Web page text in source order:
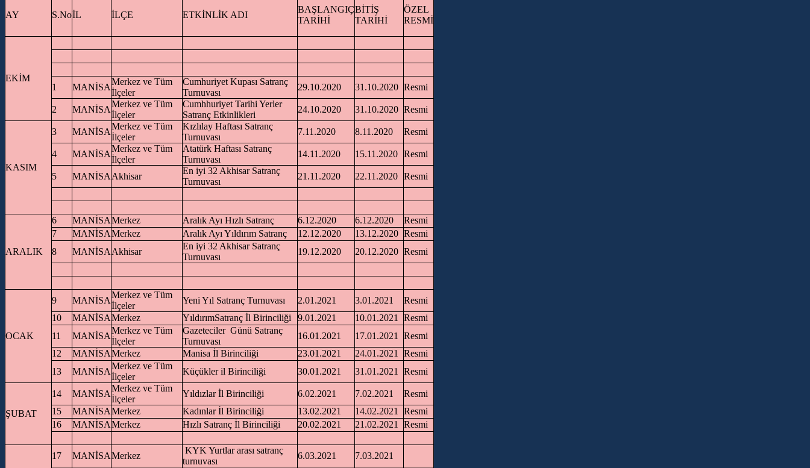
AY S.NoİL İLÇE ETKİNLİK ADI
BAŞLANGIÇ
TARİHİ
BİTİŞ
TARİHİ
ÖZEL
RESMİ
EKİM
1
MANİSA
Merkez ve Tüm
İlçeler
Cumhuriyet Kupası Satranç
Turnuvası
29.10.2020 31.10.2020 Resmi
2 MANİSA
Merkez ve Tüm
İlçeler
Cumhhuriyet Tarihi Yerler
Satranç Etkinlikleri
24.10.2020 31.10.2020 Resmi
KASIM
3 MANİSA
Merkez ve Tüm
İlçeler
Kızlılay Haftası Satranç
Turnuvası
7.11.2020 8.11.2020 Resmi
4 MANİSA
Merkez ve Tüm
İlçeler
Atatürk Haftası Satranç
Turnuvası
14.11.2020 15.11.2020 Resmi
5 MANİSA Akhisar
En iyi 32 Akhisar Satranç
Turnuvası
21.11.2020 22.11.2020 Resmi
ARALIK
6 MANİSAMerkez Aralık Ayı Hızlı Satranç 6.12.2020 6.12.2020
Resmi
7
MANİSAMerkez Aralık Ayı Yıldırım Satranç 12.12.2020 13.12.2020 Resmi
8
MANİSA Akhisar
En iyi 32 Akhisar Satranç
Turnuvası
19.12.2020 20.12.2020 Resmi
OCAK
9 MANİSA
Merkez ve Tüm
İlçeler
Yeni Yıl Satranç Turnuvası 2.01.2021 3.01.2021
Resmi
10
MANİSAMerkez YıldırımSatranç İl Birinciliği 9.01.2021 10.01.2021
Resmi
11
MANİSA
Merkez ve Tüm
İlçeler
Gazeteciler Günü Satranç
Turnuvası
16.01.2021 17.01.2021
Resmi
12
MANİSAMerkez Manisa İl Birinciliği 23.01.2021 24.01.2021
Resmi
13
MANİSA
Merkez ve Tüm
İlçeler
Küçükler il Birinciliği 30.01.2021 31.01.2021 Resmi
ŞUBAT
14 MANİSA
Merkez ve Tüm
İlçeler
Yıldızlar İl Birinciliği 6.02.2021 7.02.2021
Resmi
15
MANİSAMerkez Kadınlar İl Birinciliği 13.02.2021 14.02.2021
Resmi
16
MANİSAMerkez Hızlı Satranç İl Birinciliği 20.02.2021 21.02.2021 Resmi
17 MANİSAMerkez
KYK Yurtlar arası satranç
turnuvası
6.03.2021 7.03.2021